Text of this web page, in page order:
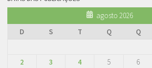
agosto 2026
D
S T Q Q
2
3 4 5 6